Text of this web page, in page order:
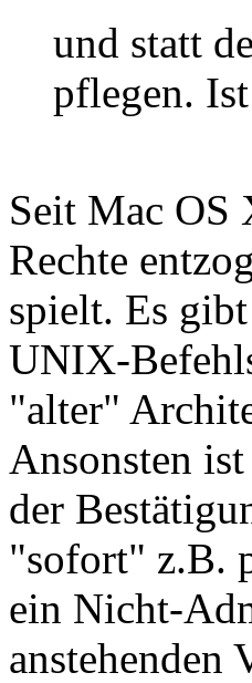
und statt
pflegen.
Seit Mac OS
Rechte
spielt. Es
UNIX-
"alter"
Ansonsten
der
"sofort" z.B.
ein Nicht-
anstehenden